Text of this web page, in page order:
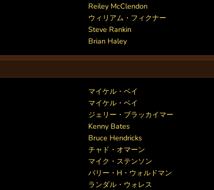
Reiley McClendon
ウィリアム・フィクナー
Steve Rankin
Brian Haley
マイケル・ベイ
マイケル・ベイ
ジェリー・ブラッカイマー
Kenny Bates
Bruce Hendricks
チャド・オマーン
マイク・ステンソン
バリー・H・ウォルドマン
ランダル・ウォレス